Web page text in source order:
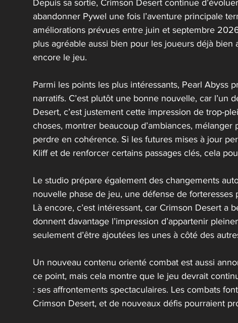
Depuis sa sortie, Crimson Desert continue
abandonner Pywel une fois l’aventure principale
améliorations prévues entre juin et septembre
plus agréable aussi bien pour les joueurs déjà
encore le jeu.
Parmi les points les plus intéressants, Pearl Abyss
narratifs. C’est plutôt une bonne nouvelle, car l’un
Desert, c’est justement cette impression de trop-
choses, montrer beaucoup d’ambiances,
perdre en cohérence. Si les futures mises à jour
Kliff et de renforcer certains passages clés, cela
Le studio prépare également des changements
nouvelle phase de jeu, une défense de
Là encore, c’est intéressant, car Crimson Desert a
donnent davantage l’impression d’appartenir
seulement d’être ajoutées les unes à côté des
Un nouveau contenu orienté combat est aussi
ce point, mais cela montre que le jeu devrait
: ses affrontements spectaculaires. Les combats
Crimson Desert, et de nouveaux défis pourraient